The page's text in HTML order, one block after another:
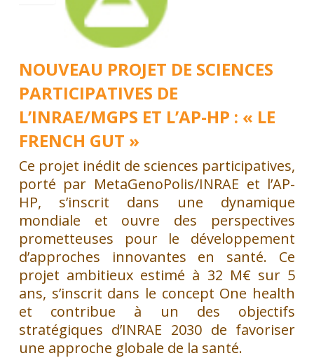
NOUVEAU PROJET DE SCIENCES
PARTICIPATIVES DE
L’INRAE/MGPS ET L’AP-HP : « LE
FRENCH GUT »
Ce projet inédit de sciences participatives,
porté par MetaGenoPolis/INRAE et l’AP-
HP, s’inscrit dans une dynamique
mondiale et ouvre des perspectives
prometteuses pour le développement
d’approches innovantes en santé. Ce
projet ambitieux estimé à 32 M€ sur 5
ans, s’inscrit dans le concept One health
et contribue à un des objectifs
stratégiques d’INRAE 2030 de favoriser
une approche globale de la santé.